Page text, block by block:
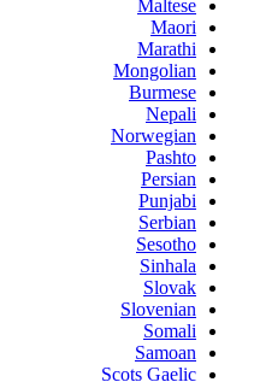
Maltese
Maori
Marathi
Mongolian
Burmese
Nepali
Norwegian
Pashto
Persian
Punjabi
Serbian
Sesotho
Sinhala
Slovak
Slovenian
Somali
Samoan
Scots Gaelic